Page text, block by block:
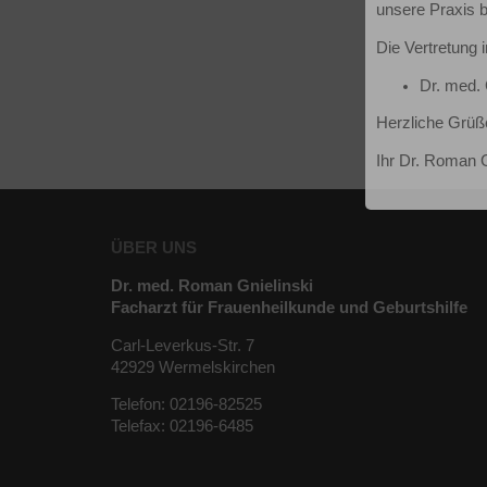
ÜBER UNS
Dr. med. Roman Gnielinski
Facharzt für Frauenheilkunde und Geburtshilfe
Carl-Leverkus-Str. 7
42929 Wermelskirchen
Telefon: 02196-82525
Telefax: 02196-6485
unsere Praxis
Die Vertretung
Dr. med.
Herzliche
Ihr Dr. Roman